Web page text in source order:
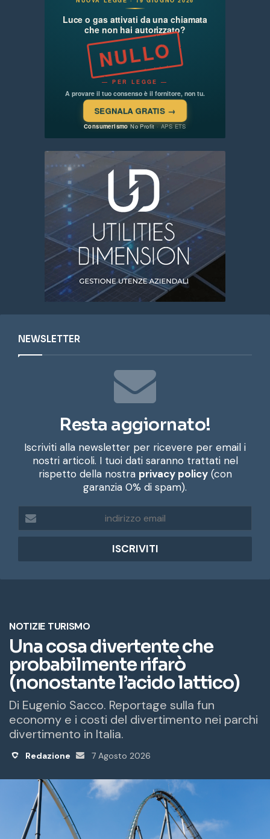
NEWSLETTER
Resta aggiornato!
Iscriviti alla newsletter per ricevere per email i
nostri articoli. I tuoi dati saranno trattati nel
rispetto della nostra privacy policy(con
garanzia 0% di spam).
d
r
e
m
a
i
l